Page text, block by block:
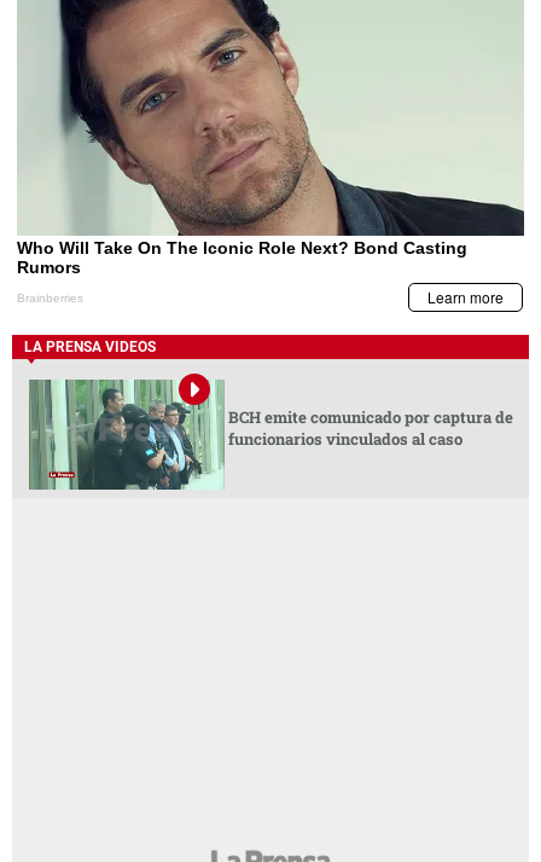
LA PRENSA VIDEOS
BCH emite comunicado por captura de
funcionarios vinculados al caso